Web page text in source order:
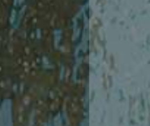
Mappa del sito